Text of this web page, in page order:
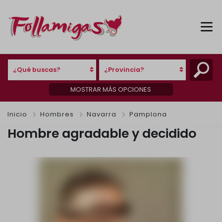
¿Qué buscas? ¿Provincia?
MOSTRAR MÁS OPCIONES
Inicio Hombres Navarra Pamplona
Hombre agradable y decidido